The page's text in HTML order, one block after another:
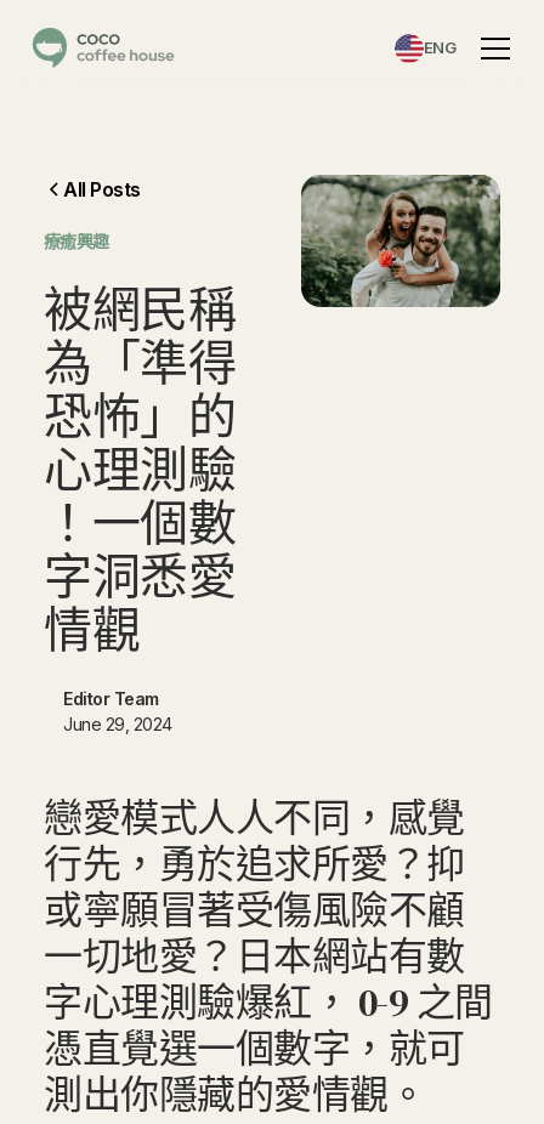
ENG
All Posts
⁠療癒興趣
被網民稱
為 「準得
恐怖」 的
心理測驗
！ 一個數
字洞悉愛
情觀
Editor Team
June 29, 2024
戀愛模式人人不同，感覺
行先，勇於追求所愛？抑
或寧願冒著受傷風險不顧
一切地愛？日本網站有數
字心理測驗爆紅， 0-9 之間
憑直覺選一個數字，就可
測出你隱藏的愛情觀。